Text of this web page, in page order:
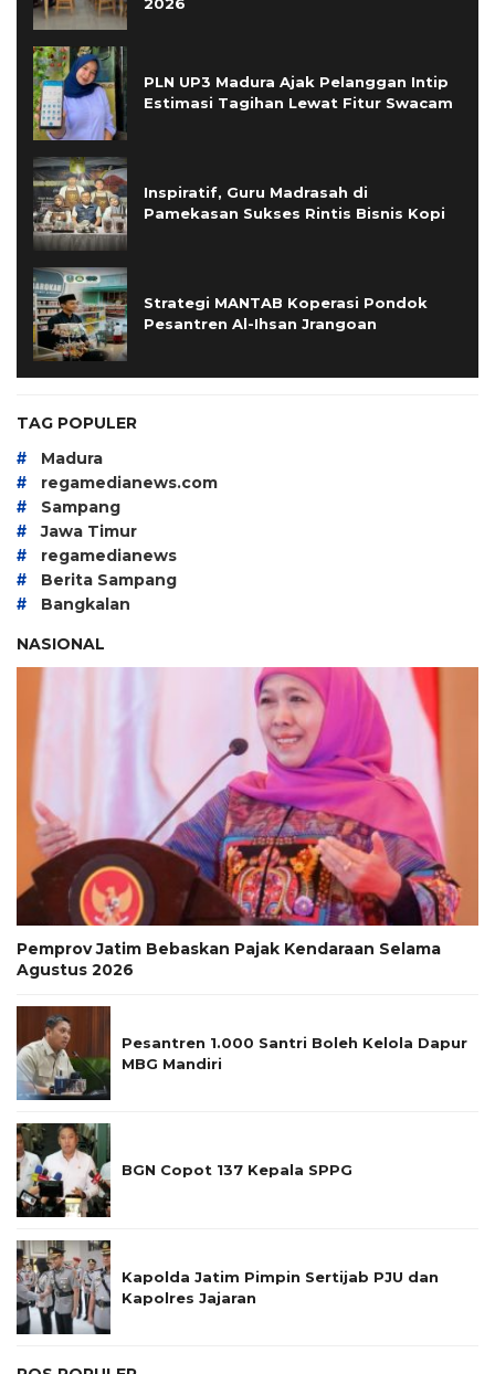
PLN UP3 Madura Ajak Pelanggan Intip
Estimasi Tagihan Lewat Fitur Swacam
Inspiratif, Guru Madrasah di
Pamekasan Sukses Rintis Bisnis Kopi
Strategi MANTAB Koperasi Pondok
Pesantren Al-Ihsan Jrangoan
TAG POPULER
# Madura
# regamedianews.com
# Sampang
# Jawa Timur
# regamedianews
# Berita Sampang
#
Bangkalan
NASIONAL
Pemprov Jatim Bebaskan Pajak Kendaraan Selama
Agustus 2026
Pesantren 1.000 Santri Boleh Kelola Dapur
MBG Mandiri
BGN Copot 137 Kepala SPPG
Kapolda Jatim Pimpin Sertijab PJU dan
Kapolres Jajaran